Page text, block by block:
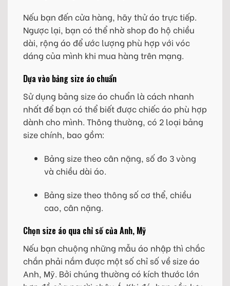
Nếu bạn đến cửa hàng, hãy thử áo trực tiếp.
Ngược lại, bạn có thể nhờ shop đo hộ chiều
dài, rộng áo để ước lượng phù hợp với vóc
dáng của mình khi mua hàng trên mạng.
Dựa vào bảng size áo chuẩn
Sử dụng bảng size áo chuẩn là cách nhanh
nhất để bạn có thể biết được chiếc áo phù hợp
dành cho mình. Thông thường, có 2 loại bảng
size chính, bao gồm:
Bảng size theo cân nặng, số đo 3 vòng
và chiều dài áo.
Bảng size theo thông số cơ thể, chiều
cao, cân nặng.
Chọn size áo qua chỉ số của Anh, Mỹ
Nếu bạn chuộng những mẫu áo nhập thì chắc
chắn phải nắm được một số chỉ số về size áo
Anh, Mỹ. Bởi chúng thường có kích thước lớn